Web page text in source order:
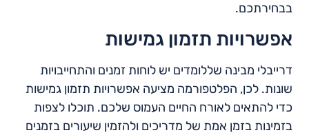
בבחירתכם.
אפשרויות תזמון גמישות
דרייבלי מבינה שללומדים יש לוחות זמנים והתחייבויות
שונות. לכן, הפלטפורמה מציעה אפשרויות תזמון גמישות
כדי להתאים לאורח החיים העמוס שלכם. תוכלו לצפות
בזמינות בזמן אמת של מדריכים ולהזמין שיעורים בזמנים